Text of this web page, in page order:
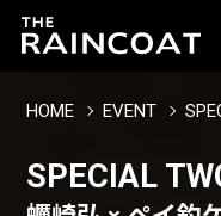
HOME EVENT
SPECIAL